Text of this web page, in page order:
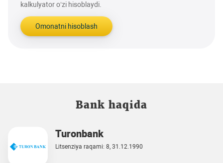
kalkulyator o‘zi hisoblaydi.
Omonatni hisoblash
Bank haqida
Turonbank
Litsenziya raqami: 8, 31.12.1990